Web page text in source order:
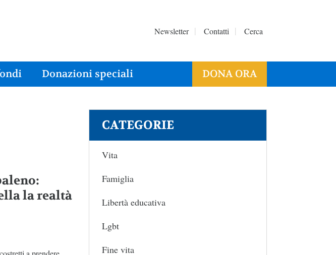
Newsletter Contatti Cerca
Donazioni speciali DONA ORA
la realtà
CATEGORIE
Vita
Famiglia
Libertà educativa
Lgbt
Fine vita